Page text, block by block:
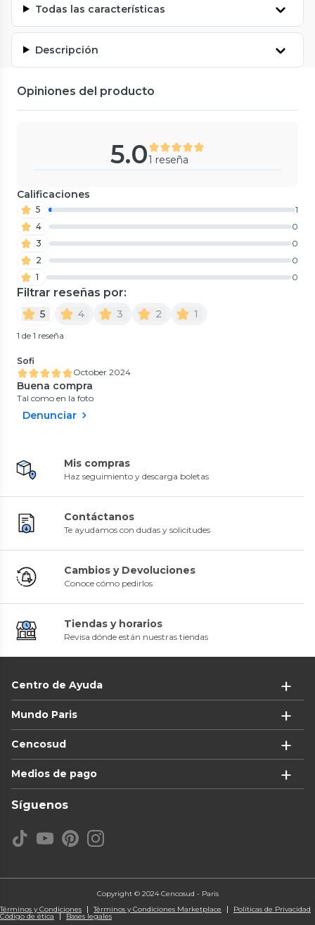
Todas las características
Descripción
Opiniones del producto
5.01 reseña
Calificaciones
5
1
4
0
3
0
2
0
1
0
Filtrar reseñas por:
5 4 3 2 1
1 de 1 reseña
Sofi
October 2024
Buena compra
Tal como en la foto
Denunciar
Mis compras
Haz seguimiento y descarga boletas
Contáctanos
Te ayudamos con dudas y solicitudes
Cambios y Devoluciones
Conoce cómo pedirlos
Tiendas y horarios
Revisa dónde están nuestras tiendas
Centro de Ayuda
Mundo Paris
Cencosud
Medios de pago
Síguenos
Copyright © 2024 Cencosud - Paris
Términos y Condiciones
Términos y Condiciones Marketplace Políticas de Privacidad
Código de ética Bases legales